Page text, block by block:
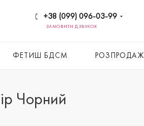
+38 (099) 096-03-99
ЗАМОВИТИ ДЗВІНОК
ФЕТИШ БДСМ РОЗПРОДАЖ
Чорний